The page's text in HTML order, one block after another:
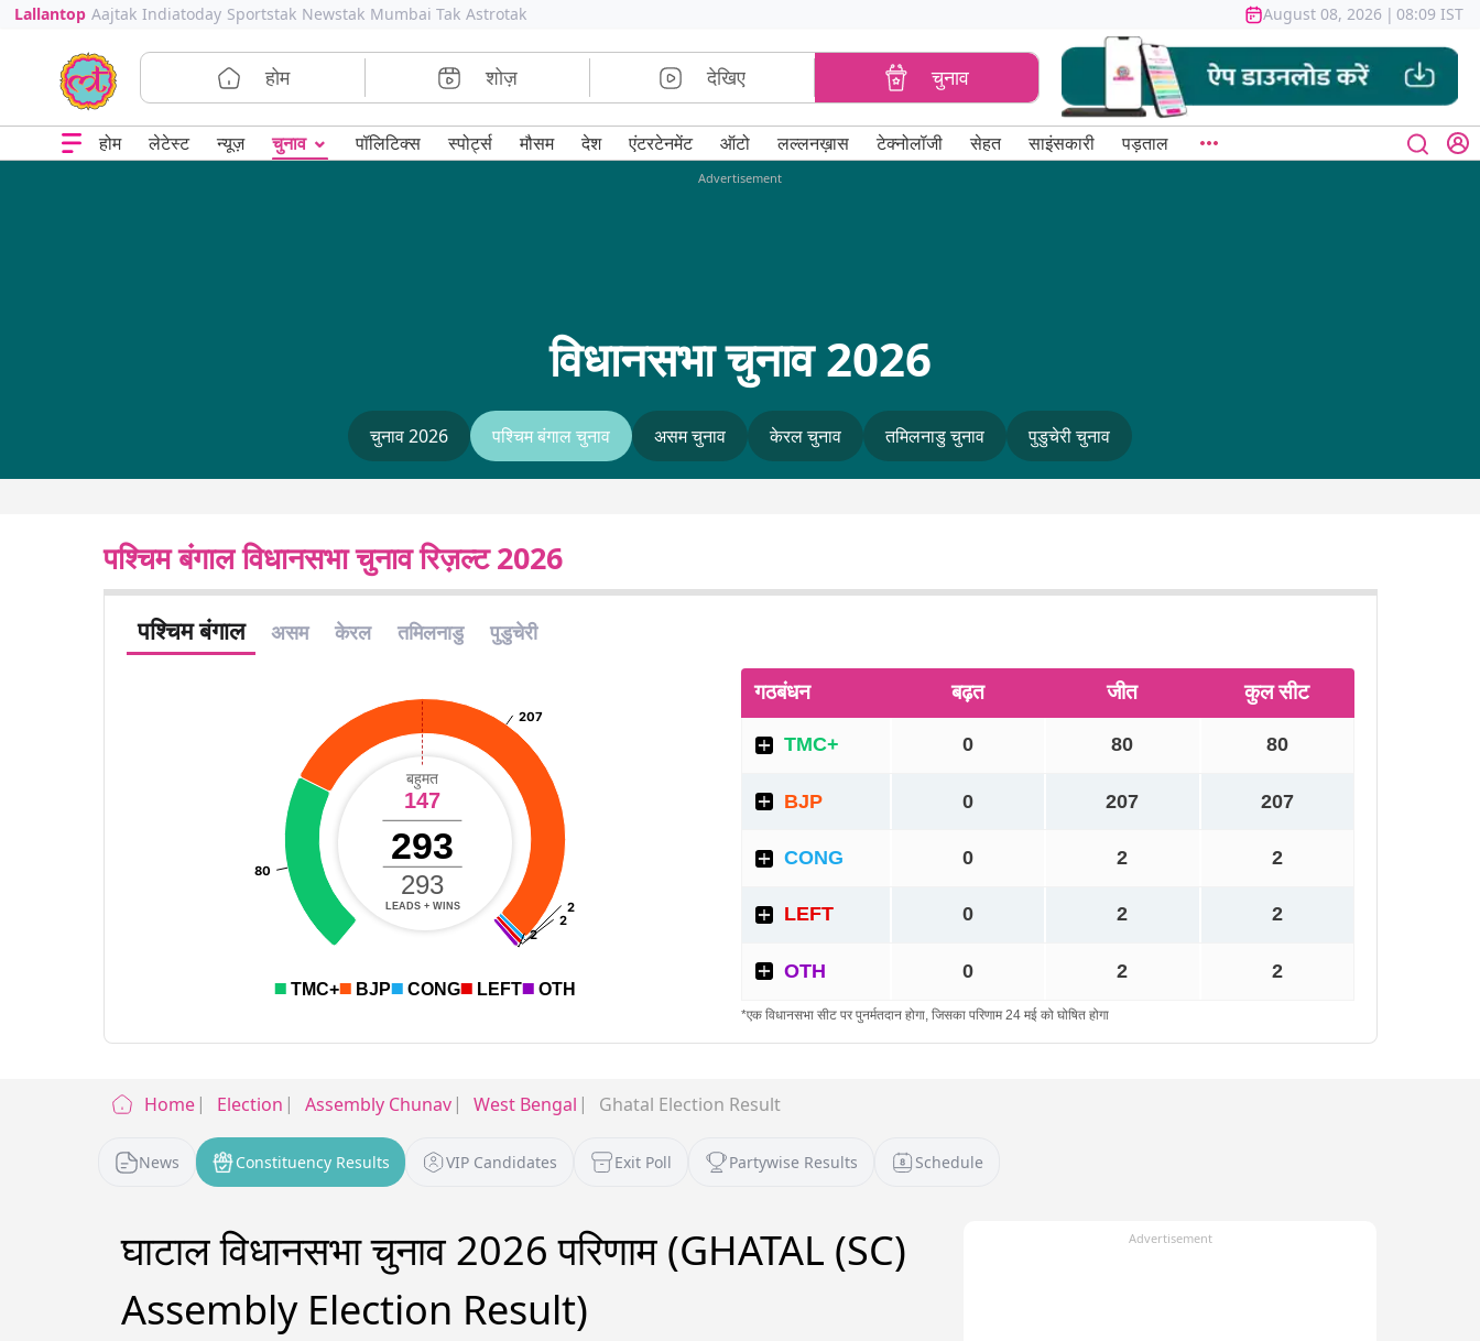
Lallantop Aajtak Indiatoday Sportstak Newstak Mumbai Tak Astrotak August 08, 2026 | 08:09 IST
होम शोज़ देखिए चुनाव
होम लेटेस्ट न्यूज़ चुनाव ⌄ पॉलिटिक्स स्पोर्ट्स मौसम देश एंटरटेनमेंट ऑटो लल्लनख़ास टेक्नोलॉजी सेहत साइंसकारी पड़ताल
Advertisement
विधानसभा चुनाव 2026
चुनाव 2026 पश्चिम बंगाल चुनाव असम चुनाव केरल चुनाव तमिलनाडु चुनाव पुडुचेरी चुनाव
पश्चिम बंगाल विधानसभा चुनाव रिज़ल्ट 2026
Home Election Assembly Chunav West Bengal Ghatal Election Result
News Constituency Results VIP Candidates Exit Poll Partywise Results Schedule
घाटाल विधानसभा चुनाव 2026 परिणाम (GHATAL (SC)
Assembly Election Result)
Advertisement